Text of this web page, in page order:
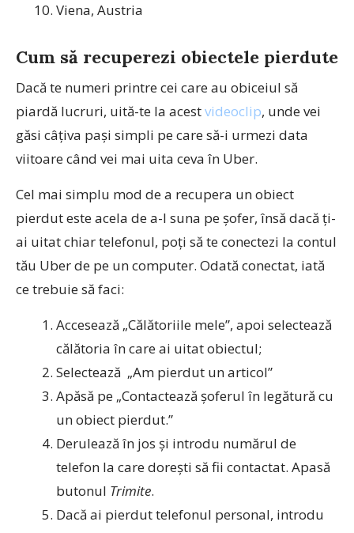
Viena, Austria
Cum să recuperezi obiectele pierdute
Dacă te numeri printre cei care au obiceiul să
piardă lucruri, uită-te la acestvideoclip, unde vei
găsi câțiva pași simpli pe care să-i urmezi data
viitoare când vei mai uita ceva în Uber.
Cel mai simplu mod de a recupera un obiect
pierdut este acela de a-l suna pe șofer, însă dacă ți-
ai uitat chiar telefonul, poți să te conectezi la contul
tău Uber de pe un computer. Odată conectat, iată
ce trebuie să faci:
Accesează „Călătoriile mele”, apoi selectează
călătoria în care ai uitat obiectul;
Selectează „Am pierdut un articol”
Apăsă pe „Contactează șoferul în legătură cu
un obiect pierdut.”
Derulează în jos și introdu numărul de
telefon la care dorești să fii contactat. Apasă
butonul Trimite.
Dacă ai pierdut telefonul personal, introdu